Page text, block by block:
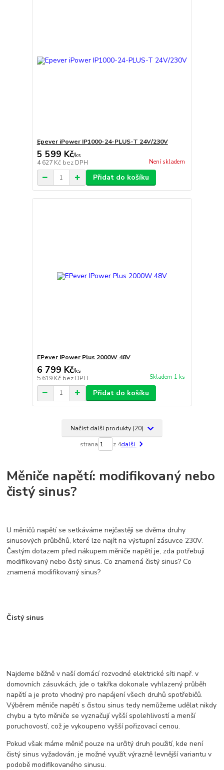
Epever iPower IP1000-24-PLUS-T 24V/230V
5 599 Kč/ks
4 627 Kč bez DPH Není skladem
Přidat do košíku
EPever IPower Plus 2000W 48V
6 799 Kč/ks
5 619 Kč bez DPH Skladem 1 ks
Přidat do košíku
Načíst další produkty (20)
strana z 4další
Měniče napětí: modifikovaný nebo
čistý sinus?
U měničů napětí se setkáváme nejčastěji se dvěma druhy
sinusových průběhů, které lze najít na výstupní zásuvce 230V.
Častým dotazem před nákupem měniče napětí je, zda potřebuji
modifikovaný nebo čistý sinus. Co znamená čistý sinus? Co
znamená modifikovaný sinus?
Čistý sinus
Najdeme běžně v naší domácí rozvodné elektrické síti např. v
domovních zásuvkách, jde o takřka dokonale vyhlazený průběh
napětí a je proto vhodný pro napájení všech druhů spotřebičů.
Výběrem měniče napětí s čistou sinus tedy nemůžeme udělat nikdy
chybu a tyto měniče se vyznačují vyšší spolehlivostí a menší
poruchovostí, což je vykoupeno vyšší pořizovací cenou.
Pokud však máme měnič pouze na určitý druh použití, kde není
čistý sinus vyžadován, je možné využít výrazně levnější variantu v
podobě modifikovaného sinusu.